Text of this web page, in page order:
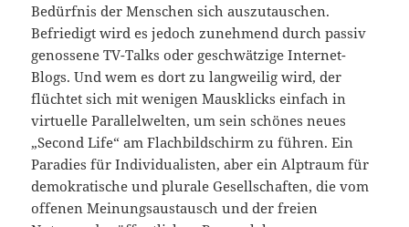
Bedürfnis der Menschen sich auszutauschen.
Befriedigt wird es jedoch zunehmend durch passiv
genossene TV-Talks oder geschwätzige Internet-
Blogs. Und wem es dort zu langweilig wird, der
flüchtet sich mit wenigen Mausklicks einfach in
virtuelle Parallelwelten, um sein schönes neues
„Second Life“ am Flachbildschirm zu führen. Ein
Paradies für Individualisten, aber ein Alptraum für
demokratische und plurale Gesellschaften, die vom
offenen Meinungsaustausch und der freien